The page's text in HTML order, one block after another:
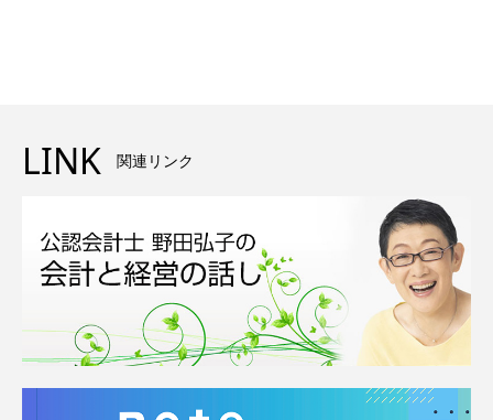
LINK 関連リンク